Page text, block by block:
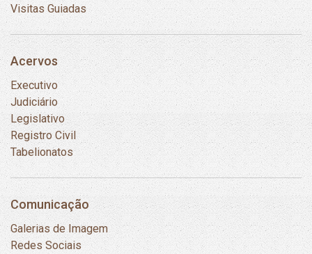
Visitas Guiadas
Acervos
Executivo
Judiciário
Legislativo
Registro Civil
Tabelionatos
Comunicação
Galerias de Imagem
Redes Sociais